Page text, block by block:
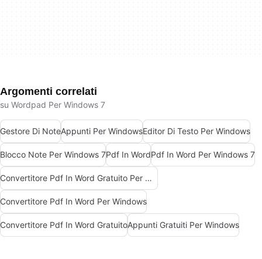
Argomenti correlati
su Wordpad Per Windows 7
Gestore Di NoteAppunti Per WindowsEditor Di Testo Per Windows
Blocco Note Per Windows 7Pdf In WordPdf In Word Per Windows 7
Convertitore Pdf In Word Gratuito Per Windows
Convertitore Pdf In Word Per Windows
Convertitore Pdf In Word GratuitoAppunti Gratuiti Per Windows